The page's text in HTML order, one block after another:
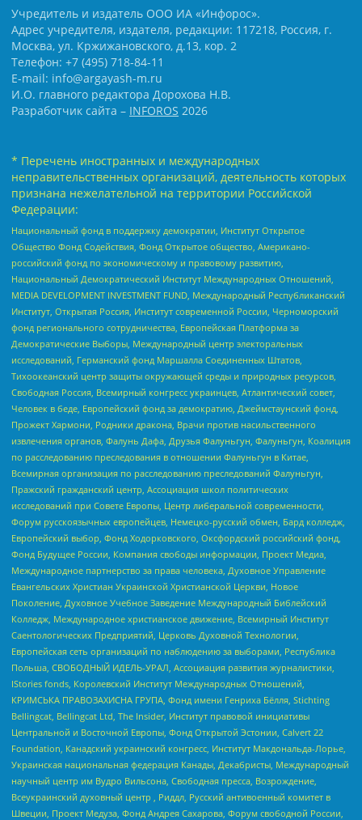
Учредитель и издатель ООО ИА «Инфорос».
Адрес учредителя, издателя, редакции: 117218, Россия, г.
Москва, ул. Кржижановского, д.13, кор. 2
Телефон: +7 (495) 718-84-11
E-mail: info@argayash-m.ru
И.О. главного редактора Дорохова Н.В.
Разработчик сайта – INFOROS 2026
* Перечень иностранных и международных
неправительственных организаций, деятельность которых
признана нежелательной на территории Российской
Федерации:
Национальный фонд в поддержку демократии, Институт Открытое
Общество Фонд Содействия, Фонд Открытое общество, Американо-
российский фонд по экономическому и правовому развитию,
Национальный Демократический Институт Международных Отношений,
MEDIA DEVELOPMENT INVESTMENT FUND, Международный Республиканский
Институт, Открытая Россия, Институт современной России, Черноморский
фонд регионального сотрудничества, Европейская Платформа за
Демократические Выборы, Международный центр электоральных
исследований, Германский фонд Маршалла Соединенных Штатов,
Тихоокеанский центр защиты окружающей среды и природных ресурсов,
Свободная Россия, Всемирный конгресс украинцев, Атлантический совет,
Человек в беде, Европейский фонд за демократию, Джеймстаунский фонд,
Прожект Хармони, Родники дракона, Врачи против насильственного
извлечения органов, Фалунь Дафа, Друзья Фалуньгун, Фалуньгун, Коалиция
по расследованию преследования в отношении Фалуньгун в Китае,
Всемирная организация по расследованию преследований Фалуньгун,
Пражский гражданский центр, Ассоциация школ политических
исследований при Совете Европы, Центр либеральной современности,
Форум русскоязычных европейцев, Немецко-русский обмен, Бард колледж,
Европейский выбор, Фонд Ходорковского, Оксфордский российский фонд,
Фонд Будущее России, Компания свободы информации, Проект Медиа,
Международное партнерство за права человека, Духовное Управление
Евангельских Христиан Украинской Христианской Церкви, Новое
Поколение, Духовное Учебное Заведение Международный Библейский
Колледж, Международное христианское движение, Всемирный Институт
Саентологических Предприятий, Церковь Духовной Технологии,
Европейская сеть организаций по наблюдению за выборами, Республика
Польша, СВОБОДНЫЙ ИДЕЛЬ-УРАЛ, Ассоциация развития журналистики,
IStories fonds, Королевский Институт Международных Отношений,
КРИМСЬКА ПРАВОЗАХИСНА ГРУПА, Фонд имени Генриха Бёлля, Stichting
Bellingcat, Bellingcat Ltd, The Insider, Институт правовой инициативы
Центральной и Восточной Европы, Фонд Открытой Эстонии, Calvert 22
Foundation, Канадский украинский конгресс, Институт Макдональда-Лорье,
Украинская национальная федерация Канады, Декабристы, Международный
научный центр им Вудро Вильсона, Свободная пресса, Возрождение,
Всеукраинский духовный центр , Риддл, Русский антивоенный комитет в
Швеции, Проект Медуза, Фонд Андрея Сахарова, Форум свободной России,